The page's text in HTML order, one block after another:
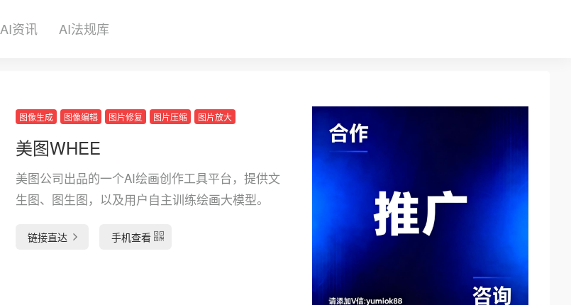
AI资讯 AI法规库
图像生成 图像编辑 图片修复 图片压缩 图片放大
美图WHEE
美图公司出品的一个AI绘画创作工具平台，提供文
生图、图生图，以及用户自主训练绘画大模型。
链接直达 手机查看